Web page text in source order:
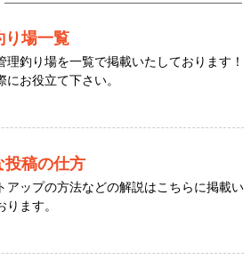
り場一覧
理釣り場を一覧で掲載いたしております！
にお役立て下さい。
投稿の仕方
アップの方法などの解説はこちらに掲載い
ります。